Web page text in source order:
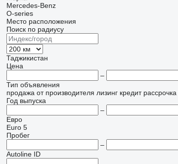
Mercedes-Benz
O-series
Место расположения
Поиск по радиусу
Таджикистан
Цена
–
Тип объявления
продажа от производителя лизинг кредит рассрочка
Год выпуска
–
Евро
Euro 5
Пробег
–
Autoline ID